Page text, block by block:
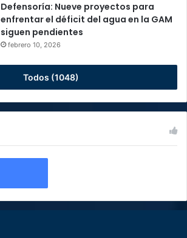
Defensoría: Nueve proyectos para
enfrentar el déficit del agua en la GAM
siguen pendientes
febrero 10, 2026
Todos (1048)